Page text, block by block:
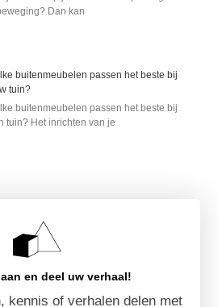
Dan kan
buitenmeubelen passen het beste bij
tuin?
buitenmeubelen passen het beste bij
tuin? Het inrichten van je
en deel uw verhaal!
kennis of verhalen delen met